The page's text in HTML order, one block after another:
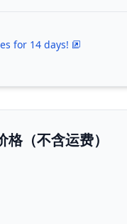
for 14 days!
（不含运费）